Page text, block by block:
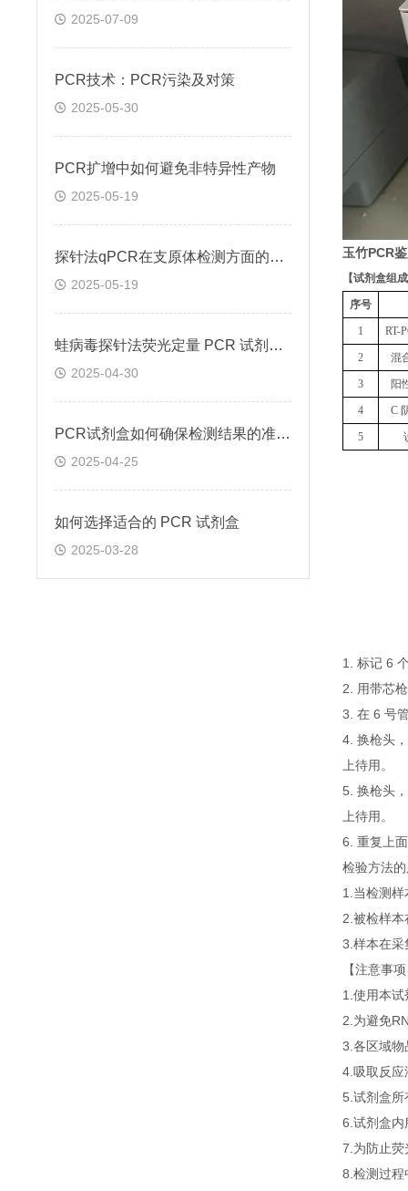
2025-07-09
PCR技术：PCR污染及对策
2025-05-30
PCR扩增中如何避免非特异性产物
2025-05-19
探针法qPCR在支原体检测方面的应用
2025-05-19
蛙病毒探针法荧光定量 PCR 试剂盒定量定性检测
2025-04-30
PCR试剂盒如何确保检测结果的准确性和可靠性
2025-04-25
如何选择适合的 PCR 试剂盒
2025-03-28
玉竹PCR
【试剂盒组成
序号
1 RT-
2 混
3 阳
4 C
5
1. 标记 6
2. 用带芯
3. 在 6 号
4. 换枪头
上待用。
5. 换枪头
上待用。
6. 重复上
检验方法
1.当检测
2.被检样
3.样本在采
【注意事
1.使用本
2.为避免
3.各区域物
4.吸取反应
5.试剂盒所
6.试剂盒内
7.为防止荧
8.检测过程